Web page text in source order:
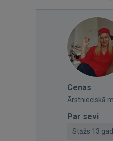
Cenas
Ārstnieciskā
Par sevi
Stāžs 13